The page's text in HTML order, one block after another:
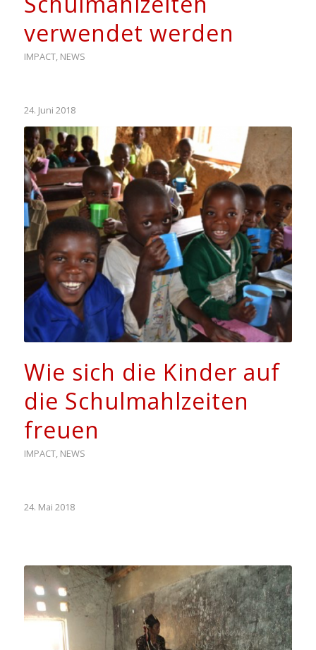
verwendet werden
IMPACT, NEWS
24. Juni 2018
Wie sich die Kinder auf
die Schulmahlzeiten
freuen
IMPACT, NEWS
24. Mai 2018